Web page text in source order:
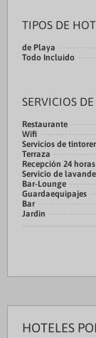
TIPOS DE
de Playa
Todo Incluido
SERVICIOS
Restaurante
Wifi
Servicios de
Terraza
Recepción 24 horas
Servicio de
Bar-Lounge
Guardaequipajes
Bar
Jardin
HOTELES